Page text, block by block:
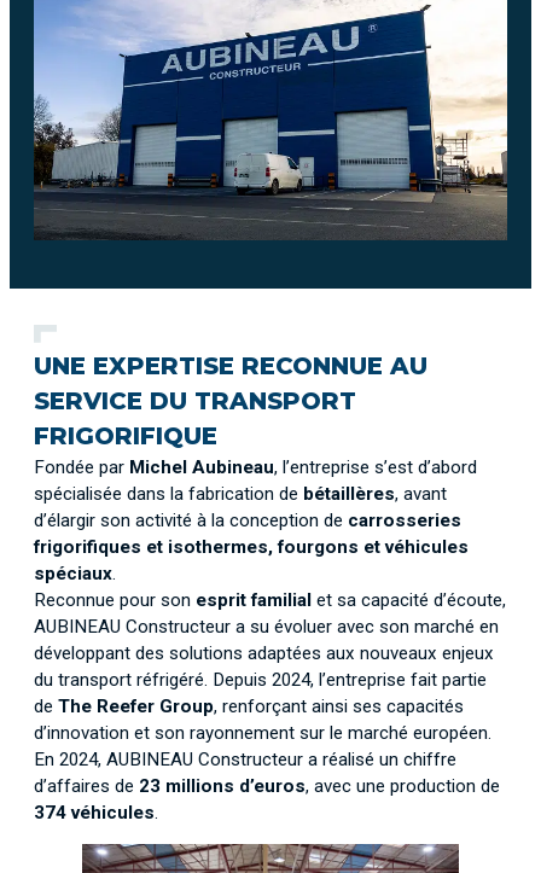
UNE EXPERTISE RECONNUE AU
SERVICE DU TRANSPORT
FRIGORIFIQUE
Fondée par Michel Aubineau, l’entreprise s’est d’abord
spécialisée dans la fabrication de bétaillères, avant
d’élargir son activité à la conception de carrosseries
frigorifiques et isothermes, fourgons et véhicules
spéciaux.
Reconnue pour son esprit familial et sa capacité d’écoute,
AUBINEAU Constructeur a su évoluer avec son marché en
développant des solutions adaptées aux nouveaux enjeux
du transport réfrigéré. Depuis 2024, l’entreprise fait partie
de The Reefer Group, renforçant ainsi ses capacités
d’innovation et son rayonnement sur le marché européen.
En 2024, AUBINEAU Constructeur a réalisé un chiffre
d’affaires de 23 millions d’euros, avec une production de
374 véhicules.